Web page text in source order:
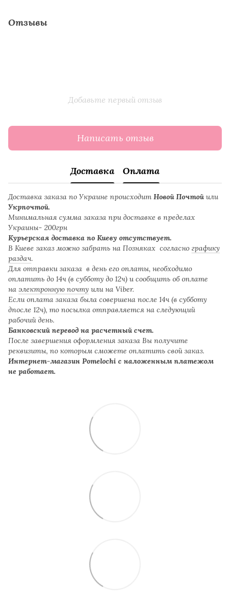
Отзывы
Добавьте первый отзыв
Написать отзыв
Доставка Оплата
Доставка заказа по Украине происходит Новой Почтой или
Укрпочтой.
Минимальная сумма заказа при доставке в пределах
Украины- 200грн
Курьерская доставка по Киеву отсутствует.
В Киеве заказ можно забрать на Позняках согласно графику
раздач.
Для отправки заказа в день его оплаты, необходимо
оплатить до 14ч (в субботу до 12ч) и сообщить об оплате
на электронную почту или на Viber.
Если оплата заказа была совершена после 14ч (в субботу
дпосле 12ч), то посылка отправляется на следующий
рабочий день.
Банковский перевод на расчетный счет.
После завершения оформления заказа Вы получите
реквизиты, по которым сможете оплатить свой заказ.
Интернет-магазин Pomelochi с наложенным платежом
не работает.